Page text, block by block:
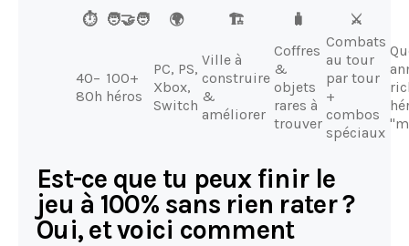
⏱️ 🧑‍🤝‍🧑 🌍 🏗️ 🧳 ⚔️
40–
80h
100+
héros
PC, PS,
Xbox,
Switch
Ville à
construire
&
améliorer
Coffres
&
objets
rares à
trouver
Combats
au tour
par tour
+
combos
spéciaux
Est-ce que tu peux finir le
jeu à 100% sans rien rater ?
Oui, et voici comment